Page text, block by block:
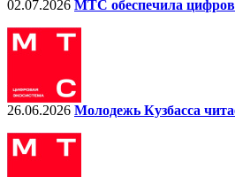
02.07.2026 МТС обеспечила
26.06.2026 Молодежь Кузбасса